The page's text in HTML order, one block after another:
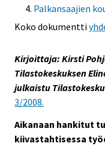
Palkansaajien
Koko dokumentti
Kirjoittaja: Kirsti
Tilastokeskuksen
julkaistu
3/2008.
Aikanaan hankitut
kiivastahtisessa